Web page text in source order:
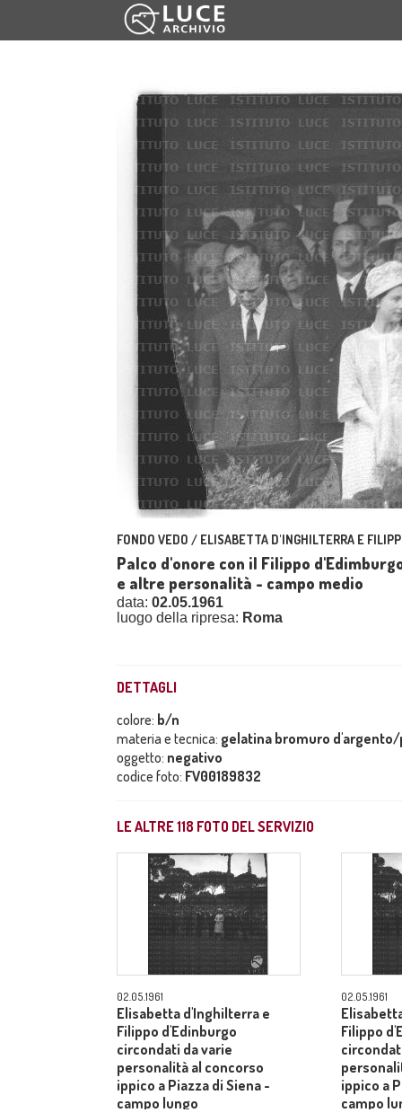
FONDO VEDO / ELISABETTA D'INGHILTERRA E
Palco d'onore con il Filippo
e altre personalità - campo medio
data: 02.05.1961
luogo della ripresa: Roma
DETTAGLI
colore: b/n
materia e tecnica: gelatina bromuro
oggetto: negativo
codice foto: FV00189832
LE ALTRE118 FOTO DEL SERVIZIO
02.05.1961
Elisabetta d'Inghilterra e
Filippo d'Edinburgo
circondati da varie
personalità al concorso
ippico a Piazza di Siena -
campo lungo
02.05.1961
Filippo
ippico a
campo